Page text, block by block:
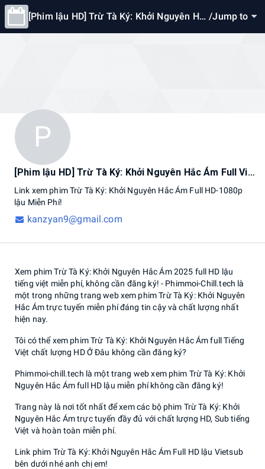
[Phim lậu HD] Trừ Tà Ký: Khởi Nguyên Hắ /Jump to
P
[Phim lậu HD] Trừ Tà Ký: Khởi Nguyên Hắc Ám Full Vietsub Miễn Phí Online
Link xem phimTrừ Tà Ký: Khởi Nguyên HắcÁm Full HD-1080p
lậu Miễn Phí!
kanzyan9@gmail.com
Xem phim Trừ Tà Ký: Khởi Nguyên Hắc Ám 2025 full HD lậu
tiếng việt miễn phí, không cần đăng ký! - Phimmoi-Chill.tech là
một trong những trang web xem phim Trừ Tà Ký: Khởi Nguyên
Hắc Ám trực tuyến miễn phí đáng tin cậy và chất lượng nhất
hiện nay.
Tôi có thể xem phim Trừ Tà Ký: Khởi Nguyên Hắc Ám full Tiếng
Việt chất lượng HD Ở Đâu không cần đăng ký?
Phimmoi-chill.tech là một trang web xem phim Trừ Tà Ký: Khởi
Nguyên Hắc Ám full HD lậu miễn phí không cần đăng ký!
Trang này là nơi tốt nhất để xem các bộ phim Trừ Tà Ký: Khởi
Nguyên Hắc Ám trực tuyến đầy đủ với chất lượng HD, Sub tiếng
Việt và hoàn toàn miễn phí.
Link phim Trừ Tà Ký: Khởi Nguyên Hắc Ám Full HD lậu Vietsub
bên dưới nhé anh chị em!